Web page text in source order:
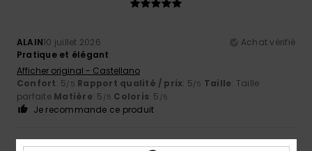
ALAIN10 juillet 2026
Achat vérifié
Pratique et élégant
Afficher original - Castellano
Confort: 5/5 Rapport qualité / prix: 5/5 Taille: Taille
parfaite Matière: 5 /5 Coloris: 5 /5
Je recommande ce produit